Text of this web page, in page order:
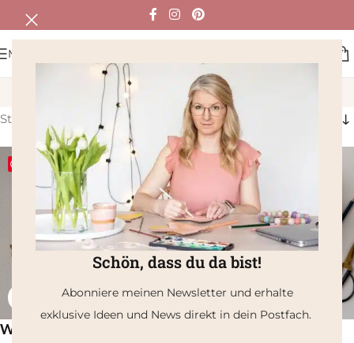
Schön, dass du da bist!
Abonniere meinen Newsletter und erhalte
exklusive Ideen und News direkt in dein Postfach.
MENÜ
Herbst
Start Produkte verschlagwortet mit „Herbst“
Wal Laterne – DIY-
Save